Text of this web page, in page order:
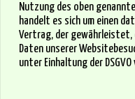
Nutzung des oben
handelt es sich um einen
Vertrag, der gewährleistet,
Daten unserer
unter Einhaltung der